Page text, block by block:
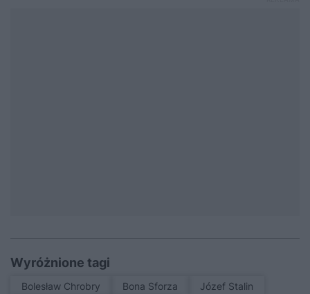
Wyróżnione tagi
Bolesław Chrobry Bona Sforza
Józef Stalin